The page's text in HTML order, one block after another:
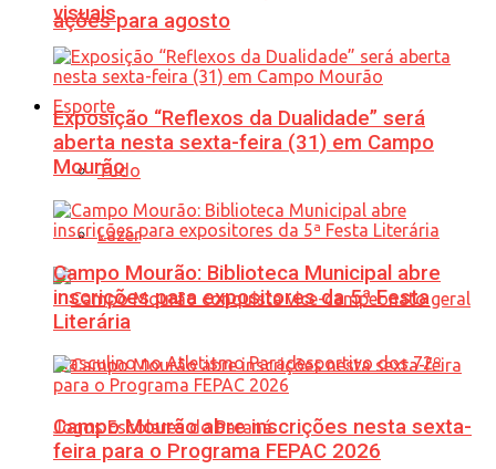
ações para agosto
Esporte
Tudo
Lazer
visuais
Exposição “Reflexos da Dualidade” será
aberta nesta sexta-feira (31) em Campo
Mourão
Campo Mourão: Biblioteca Municipal abre
inscrições para expositores da 5ª Festa
Literária
Campo Mourão abre inscrições nesta sexta-
feira para o Programa FEPAC 2026